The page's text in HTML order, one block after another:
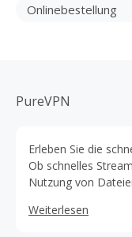
Onlinebestellung
PureVPN
Erleben Sie die
Ob schnelles
Nutzung von
Weiterlesen